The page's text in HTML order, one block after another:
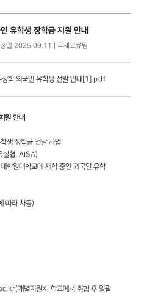
유학생 장학금 지원 안내
일 2025.09.11 | 국제교류팀
학 외국인 유학생 선발 안내[1].pdf
원 안내
생 장학금 전달 사업
실협, AISA)
학원대학교에 재학 중인 외국인 유학
따라 차등)
개별지원X, 학교에서 취합 후 일괄